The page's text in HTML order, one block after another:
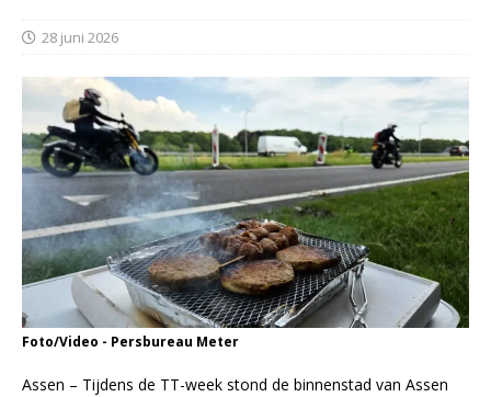
28 juni 2026
Foto/Video - Persbureau Meter
Assen – Tijdens de TT-week stond de binnenstad van Assen